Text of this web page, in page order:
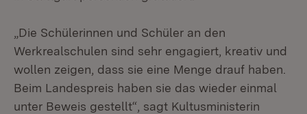
„Die Schülerinnen und Schüler an den
Werkrealschulen sind sehr engagiert, kreativ und
wollen zeigen, dass sie eine Menge drauf haben.
Beim Landespreis haben sie das wieder einmal
unter Beweis gestellt“, sagt Kultusministerin